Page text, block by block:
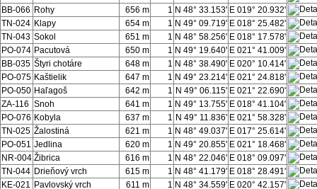
BB-066 Rohy 656 m 1 N 48° 33.153' E 019° 20.932'
TN-024 Klapy 654 m 1 N 49° 09.719' E 018° 25.482'
TN-043 Sokol 651 m 1 N 48° 58.256' E 018° 17.578'
PO-074 Pacutová 650 m 1 N 49° 19.640' E 021° 41.009'
BB-035 Štyri chotáre 648 m 1 N 48° 38.490' E 020° 10.414'
PO-075 Kaštielik 647 m 1 N 49° 23.214' E 021° 24.818'
PO-050 Haľagoš 642 m 1 N 49° 06.115' E 021° 22.690'
ZA-116 Snoh 641 m 1 N 49° 13.755' E 018° 41.104'
PO-076 Kobyla 637 m 1 N 49° 11.836' E 021° 58.328'
TN-025 Žalostiná 621 m 1 N 48° 49.037' E 017° 25.614'
PO-051 Jedlina 620 m 1 N 49° 20.855' E 021° 18.468'
NR-004 Žibrica 616 m 1 N 48° 22.046' E 018° 09.097'
TN-044 Drieňový vrch 615 m 1 N 48° 41.179' E 018° 28.491'
KE-021 Pavlovský vrch 611 m 1 N 48° 34.559' E 020° 42.157'